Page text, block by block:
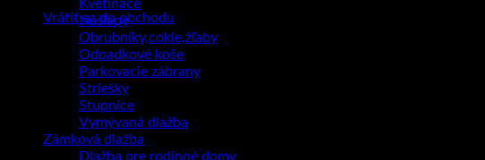
Vrátiť sa do obchodu
Kvetináče
Nášľapy
Obrubníky,cokle,žľaby
Odpadkové koše
Parkovacie zábrany
Striešky
Stupnice
Vymývaná dlažba
Zámková dlažba
Dlažba pre rodinné domy